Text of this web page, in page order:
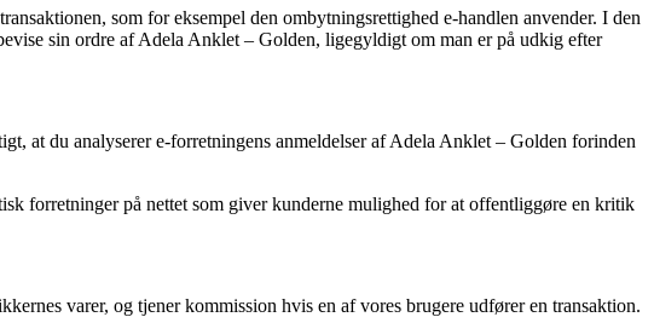
som for eksempel den ombytningsrettighed e-handlen anvender. I den
sin ordre af Adela Anklet – Golden, ligegyldigt om man er på udkig efter
at du analyserer e-forretningens anmeldelser af Adela Anklet – Golden forinden
forretninger på nettet som giver kunderne mulighed for at offentliggøre en kritik
varer, og tjener kommission hvis en af vores brugere udfører en transaktion.